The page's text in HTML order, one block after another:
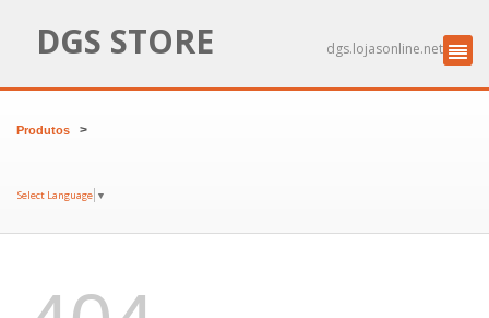
DGS STORE dgs.lojasonline.net
Produtos >
Select Language ▼